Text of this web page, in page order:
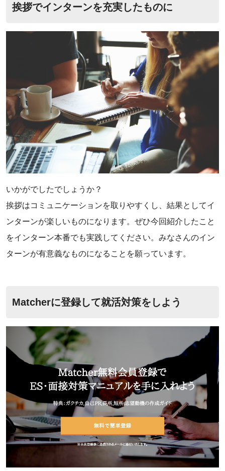
‌挨拶でインターンを充実したものに
いかがでしたでしょうか？
‌挨拶はコミュニケーションを取りやすくし、結果としてイ
ンターンが楽しいものになります。ぜひ今回紹介したこと
をインターン本番でも実践してください。みなさんのイン
ターンが有意義なものになることを願っています。
Matcherに登録して就活対策をしよう